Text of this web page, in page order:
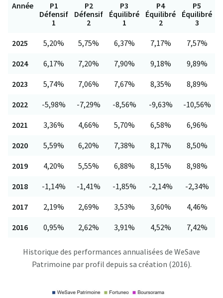
Année
P1
Défensif
1
P2
Défensif
2
P3
Équilibré
1
P4
Équilibré
2
P5
Équilibré
3
2025 5,20% 5,75% 6,37% 7,17% 7,57%
2024 6,17% 7,20% 7,90% 9,18% 9,89%
2023 5,74% 7,06% 7,67% 8,35% 8,89%
2022 -5,98% -7,29% -8,56% -9,63% -10,56%
2021 3,36% 4,66% 5,70% 6,58% 6,96%
2020 5,59% 6,20% 7,38% 8,17% 8,50%
2019 4,20% 5,55% 6,88% 8,15% 8,98%
2018 -1,14% -1,41% -1,85% -2,14% -2,34%
2017 2,19% 2,69% 3,53% 3,60% 4,46%
2016 0,95% 2,62% 3,91% 4,52% 7,42%
Historique des performances annualisées de WeSave
Patrimoine par profil depuis sa création (2016).